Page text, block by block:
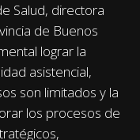
Salud, directora
de Buenos
lograr la
asistencial,
son limitados y la
los procesos de